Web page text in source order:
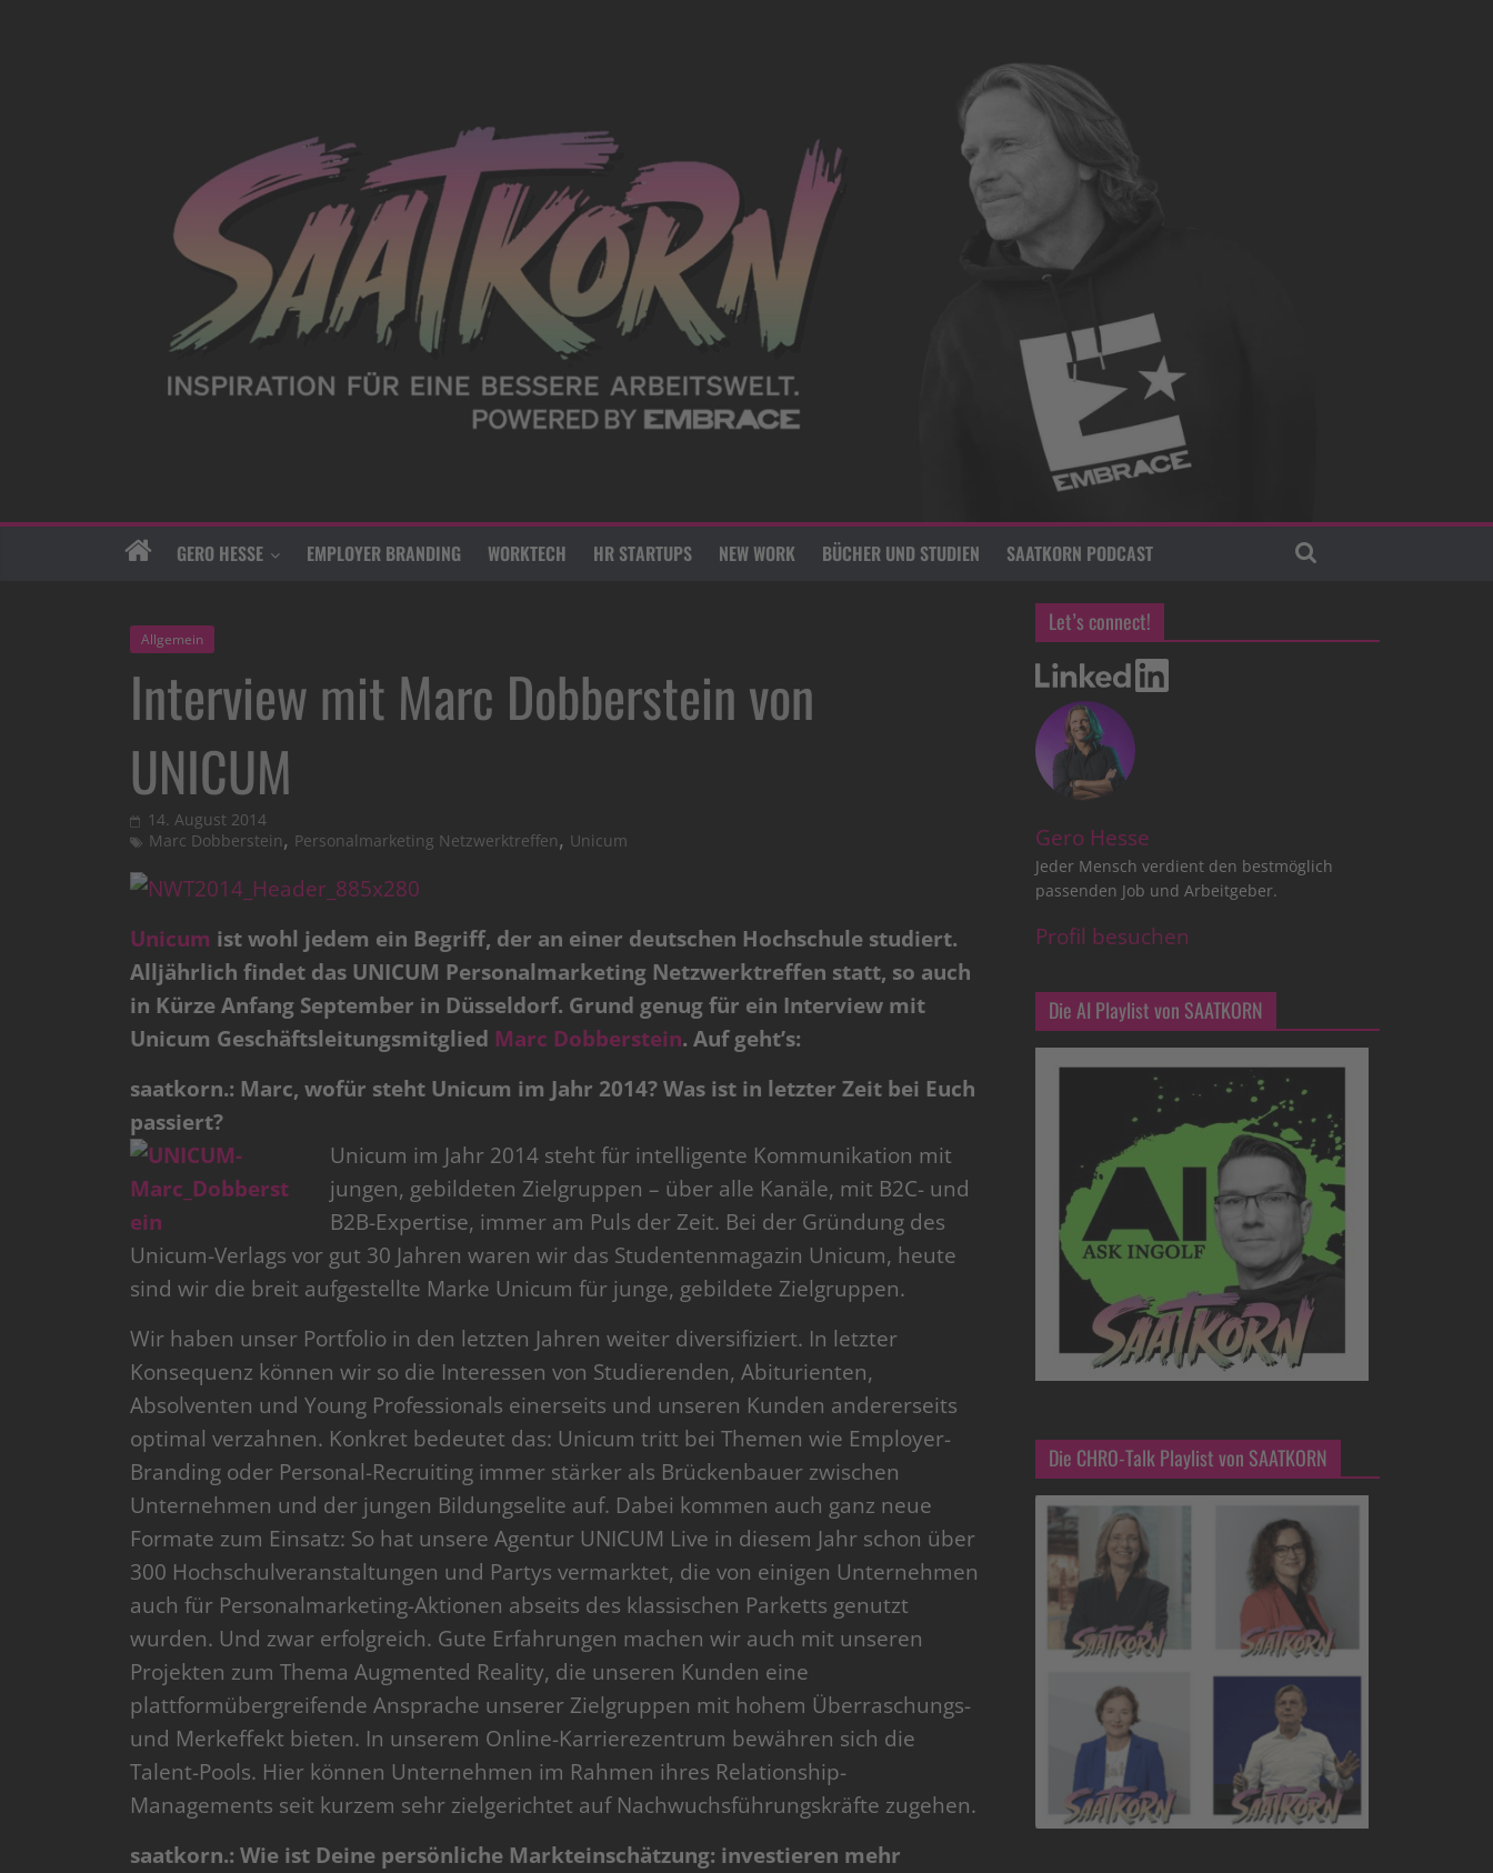
GERO HESSE EMPLOYER BRANDING WORKTECH HR STARTUPS NEW WORK BÜCHER UND STUDIEN SAATKORN PODCAST
Allgemein
Interview mit Marc Dobberstein von
UNICUM
14. August 2014
Marc Dobberstein, Personalmarketing Netzwerktreffen, Unicum
Unicum ist wohl jedem ein Begriff, der an einer deutschen Hochschule studiert.
Alljährlich findet das UNICUM Personalmarketing Netzwerktreffen statt, so auch
in Kürze Anfang September in Düsseldorf. Grund genug für ein Interview mit
Unicum Geschäftsleitungsmitglied Marc Dobberstein. Auf geht’s:
saatkorn.: Marc, wofür steht Unicum im Jahr 2014? Was ist in letzter Zeit bei Euch
passiert?
Unicum im Jahr 2014 steht für intelligente Kommunikation mit
jungen, gebildeten Zielgruppen – über alle Kanäle, mit B2C- und
B2B-Expertise, immer am Puls der Zeit. Bei der Gründung des
Unicum-Verlags vor gut 30 Jahren waren wir das Studentenmagazin Unicum, heute
sind wir die breit aufgestellte Marke Unicum für junge, gebildete Zielgruppen.
Wir haben unser Portfolio in den letzten Jahren weiter diversifiziert. In letzter
Konsequenz können wir so die Interessen von Studierenden, Abiturienten,
Absolventen und Young Professionals einerseits und unseren Kunden andererseits
optimal verzahnen. Konkret bedeutet das: Unicum tritt bei Themen wie Employer-
Branding oder Personal-Recruiting immer stärker als Brückenbauer zwischen
Unternehmen und der jungen Bildungselite auf. Dabei kommen auch ganz neue
Formate zum Einsatz: So hat unsere Agentur UNICUM Live in diesem Jahr schon über
300 Hochschulveranstaltungen und Partys vermarktet, die von einigen Unternehmen
auch für Personalmarketing-Aktionen abseits des klassischen Parketts genutzt
wurden. Und zwar erfolgreich. Gute Erfahrungen machen wir auch mit unseren
Projekten zum Thema Augmented Reality, die unseren Kunden eine
plattformübergreifende Ansprache unserer Zielgruppen mit hohem Überraschungs-
und Merkeffekt bieten. In unserem Online-Karrierezentrum bewähren sich die
Talent-Pools. Hier können Unternehmen im Rahmen ihres Relationship-
Managements seit kurzem sehr zielgerichtet auf Nachwuchsführungskräfte zugehen.
saatkorn.: Wie ist Deine persönliche Markteinschätzung: investieren mehr
Let’s connect!
Gero Hesse
Jeder Mensch verdient den bestmöglich
passenden Job und Arbeitgeber.
Profil besuchen
Die AI Playlist von SAATKORN
Die CHRO-Talk Playlist von SAATKORN